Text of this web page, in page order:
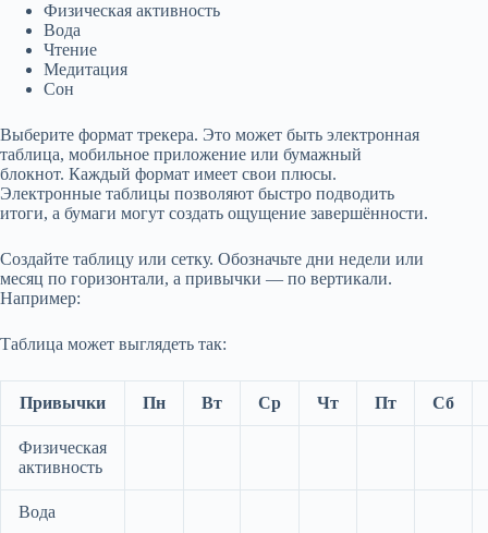
Физическая активность
Вода
Чтение
Медитация
Сон
Выберите формат трекера. Это может быть электронная
таблица, мобильное приложение или бумажный
блокнот. Каждый формат имеет свои плюсы.
Электронные таблицы позволяют быстро подводить
итоги, а бумаги могут создать ощущение завершённости.
Создайте таблицу или сетку. Обозначьте дни недели или
месяц по горизонтали, а привычки — по вертикали.
Например:
Таблица может выглядеть так:
Привычки Пн Вт Ср Чт Пт Сб
Физическая
активность
Вода